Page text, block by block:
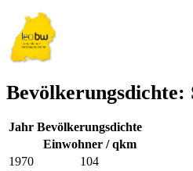
Bevölkerungsdichte:
Jahr Bevölkerungsdichte
Einwohner / qkm
1970
104